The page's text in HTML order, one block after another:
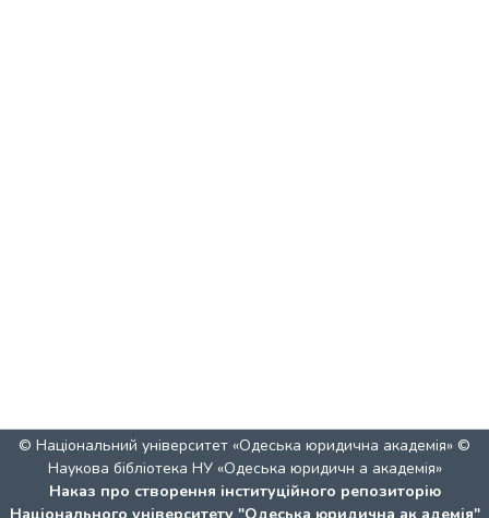
© Національний університет «Одеська юридична академія» ©
Наукова бібліотека НУ «Одеська юридичн а академія»
Наказ про створення інституційного репозиторію